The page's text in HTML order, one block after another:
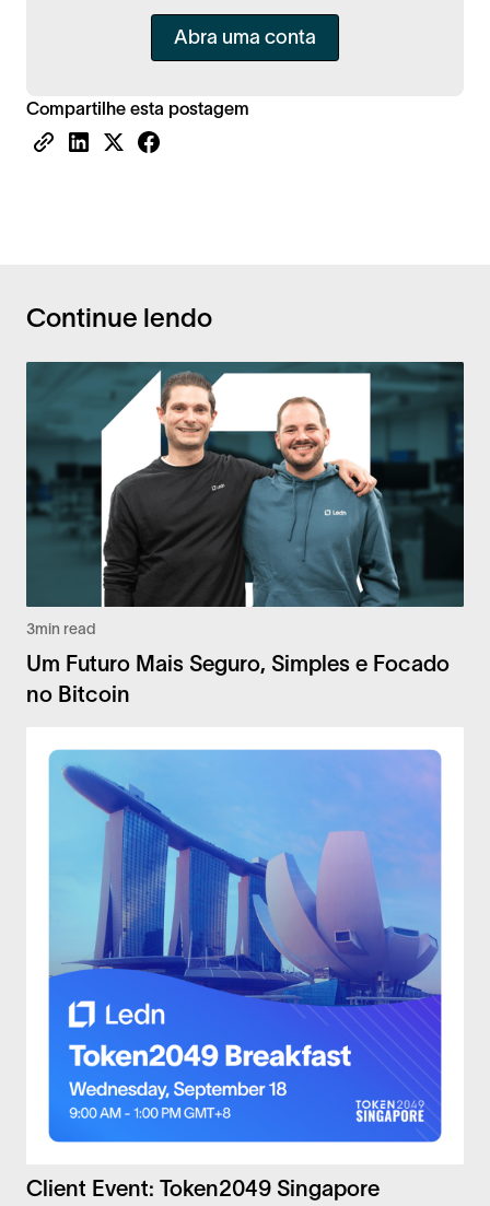
Abra uma conta
Compartilhe esta postagem
Continue lendo
3min read
Um Futuro Mais Seguro, Simples e Focado
no Bitcoin
Client Event: Token2049 Singapore